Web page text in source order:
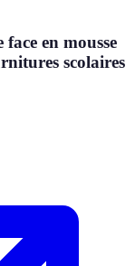
en mousse
scolaires